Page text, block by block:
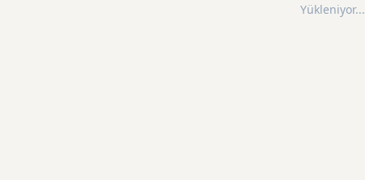
Yükleniyor...